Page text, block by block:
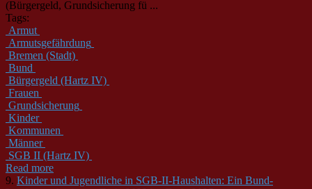
(Bürgergeld, Grundsicherung fü ...
Tags:
Armut
Armutsgefährdung
Bremen (Stadt)
Bund
Bürgergeld (Hartz IV)
Frauen
Grundsicherung
Kinder
Kommunen
Männer
SGB II (Hartz IV)
Read more
9. Kinder und Jugendliche in SGB-II-Haushalten: Ein Bund-